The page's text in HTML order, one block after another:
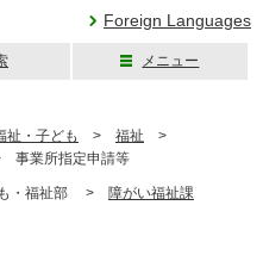
Foreign Languages
メニュー
祉・子ども > 福祉 >
事業所指定申請等
・福祉部 > 障がい福祉課